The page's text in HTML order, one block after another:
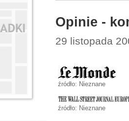
Opinie -
29 listopada
źródło: Nieznane
źródło: Nieznane